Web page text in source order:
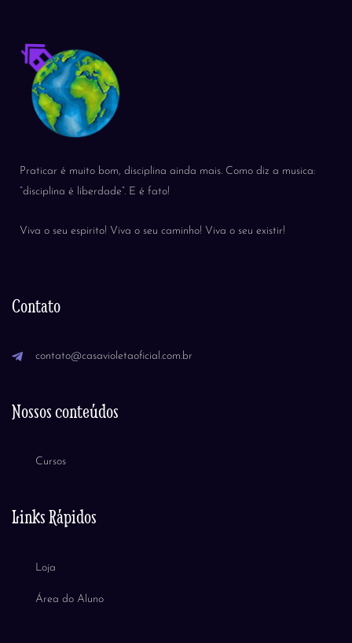
Praticar é muito bom, disciplina ainda mais. Como diz a musica:
“disciplina é liberdade”. E é fato!
Viva o seu espirito! Viva o seu caminho! Viva o seu existir!
Contato
contato@casavioletaoficial.com.br
Nossos conteúdos
Cursos
Links Rápidos
Loja
Área do Aluno